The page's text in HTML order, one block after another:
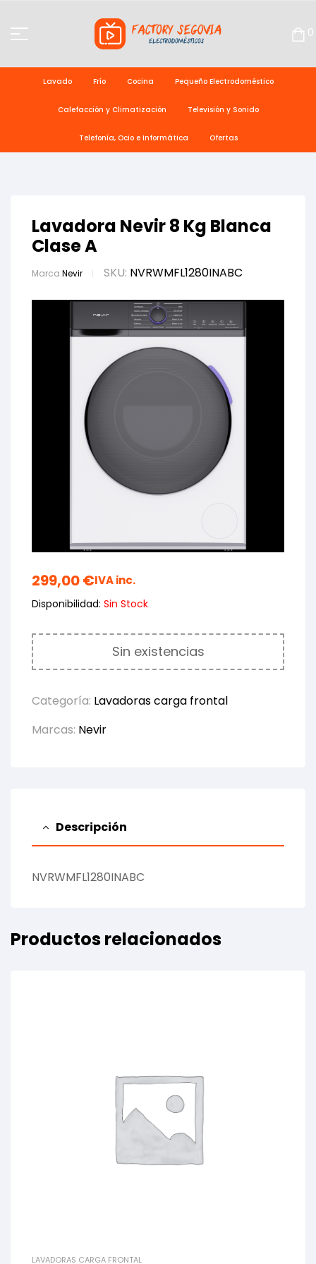
0
Lavado Frío Cocina Pequeño Electrodoméstico
Calefacción y Climatización Televisión y Sonido
Telefonía, Ocio e Informática Ofertas
Lavadora Nevir 8 Kg Blanca
Clase A
Marca:Nevir SKU: NVRWMFL1280INABC
299,00€IVA inc.
Disponibilidad: Sin Stock
Sin existencias
Categoría: Lavadoras carga frontal
Marcas: Nevir
Descripción
NVRWMFL1280INABC
Productos relacionados
LAVADORAS CARGA FRONTAL